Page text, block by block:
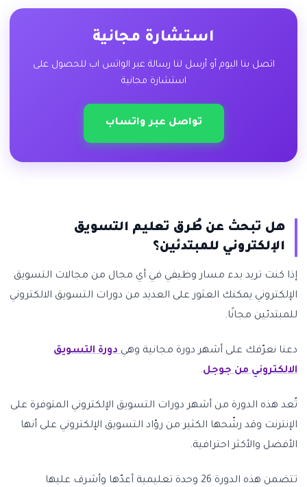
استشارة مجانية
اتصل بنا اليوم أو أرسل لنا رسالة عبر الواتس اب للحصول على
استشارة مجانية
تواصل عبر واتساب
هل تبحث عن طُرق تعليم التسويق
الإلكتروني للمبتدئين؟
إذا كنت تريد بدء مسار وظيفي في أي مجال من مجالات التسويق
الإلكتروني يمكنك العثور على العديد من دورات التسويق الالكتروني
للمبتدئين مجانًا.
دعنا نعرّفك على أشهر دورة مجانية وهيدورة التسويق
الالكتروني من جوجل.
تُعد هذه الدورة من أشهر دورات التسويق الإلكتروني المتوفرة على
الإنترنت وقد رشّحها الكثير من روّاد التسويق الإلكتروني على أنها
الأفضل والأكثر احترافية.
تتضمن هذه الدورة 26 وحدة تعليمية أعدّها وأشرف عليها